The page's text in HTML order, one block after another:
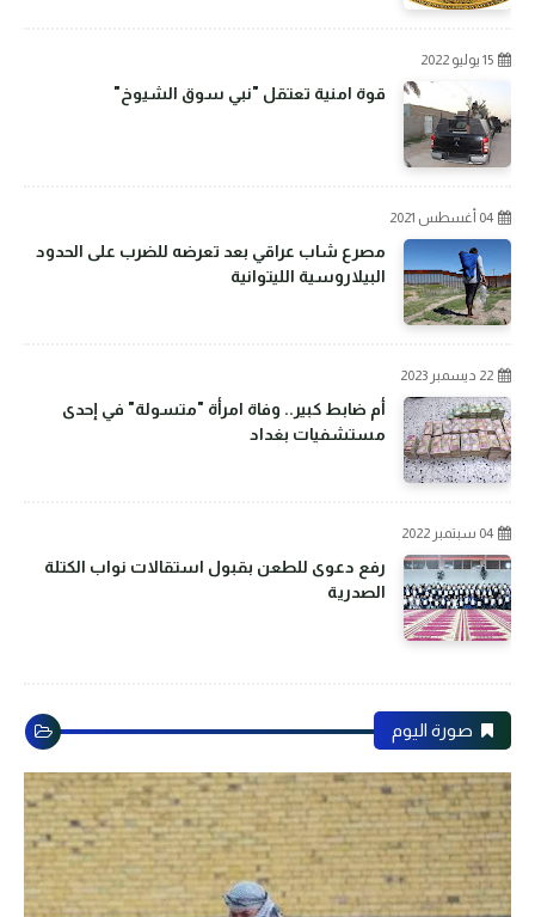
15 يوليو 2022
قوة امنية تعتقل "نبي سوق الشيوخ"
04 أغسطس 2021
مصرع شاب عراقي بعد تعرضه للضرب على الحدود
البيلاروسية الليتوانية
22 ديسمبر 2023
أم ضابط كبير.. وفاة امرأة "متسولة" في إحدى
مستشفيات بغداد
04 سبتمبر 2022
رفع دعوى للطعن بقبول استقالات نواب الكتلة
الصدرية
صورة اليوم